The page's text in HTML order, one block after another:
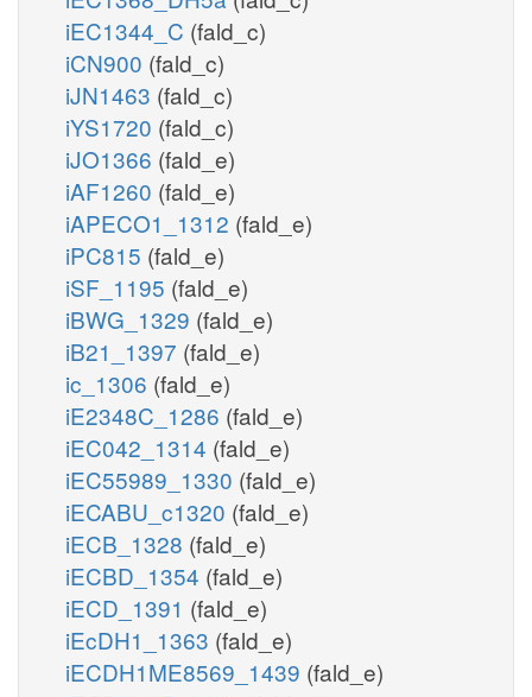
iEC1344_C (fald_c)
iCN900 (fald_c)
iJN1463 (fald_c)
iYS1720 (fald_c)
iJO1366 (fald_e)
iAF1260 (fald_e)
iAPECO1_1312 (fald_e)
iPC815 (fald_e)
iSF_1195 (fald_e)
iBWG_1329 (fald_e)
iB21_1397 (fald_e)
ic_1306 (fald_e)
iE2348C_1286 (fald_e)
iEC042_1314 (fald_e)
iEC55989_1330 (fald_e)
iECABU_c1320 (fald_e)
iECB_1328 (fald_e)
iECBD_1354 (fald_e)
iECD_1391 (fald_e)
iEcDH1_1363 (fald_e)
iECDH1ME8569_1439 (fald_e)